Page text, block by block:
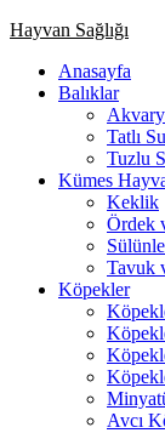
Primary
Hayvan Sağlığı
Anasayfa
Balıklar
Tatlı
Tuzlu
Kümes
Keklik
Ördek
Tavuk
Köpekler
Avcı